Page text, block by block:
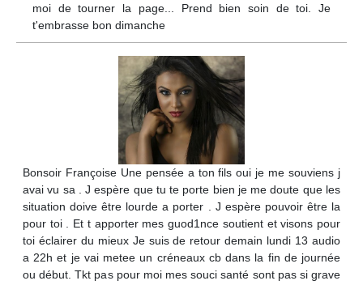
moi de tourner la page... Prend bien soin de toi. Je
t'embrasse bon dimanche
Bonsoir Françoise Une pensée a ton fils oui je me souviens j
avai vu sa . J espère que tu te porte bien je me doute que les
situation doive être lourde a porter . J espère pouvoir être la
pour toi . Et t apporter mes guod1nce soutient et visons pour
toi éclairer du mieux Je suis de retour demain lundi 13 audio
a 22h et je vai metee un créneaux cb dans la fin de journée
ou début. Tkt pas pour moi mes souci santé sont pas si grave